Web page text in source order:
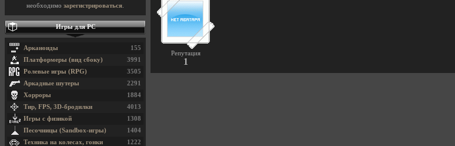
Репутация
1
необходимо зарегистрироваться
Игры для PC
155
Арканоиды
3991
Платформеры (вид сбоку)
3505
Ролевые игры (RPG)
2291
Аркадные шутеры
1884
Хорроры
4013
Тир, FPS, 3D-бродилки
1308
Игры с физикой
1404
Песочницы (Sandbox-игры)
1222
Техника на колесах, гонки